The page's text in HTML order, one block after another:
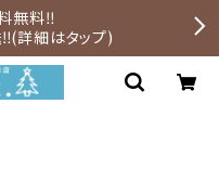
無料‼︎
詳細はタップ)